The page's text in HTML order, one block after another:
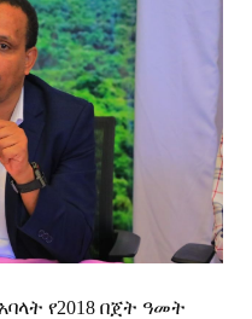
አባላት የ2018 በጀት ዓመት